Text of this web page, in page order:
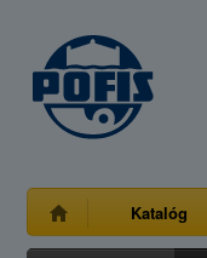
Katalóg